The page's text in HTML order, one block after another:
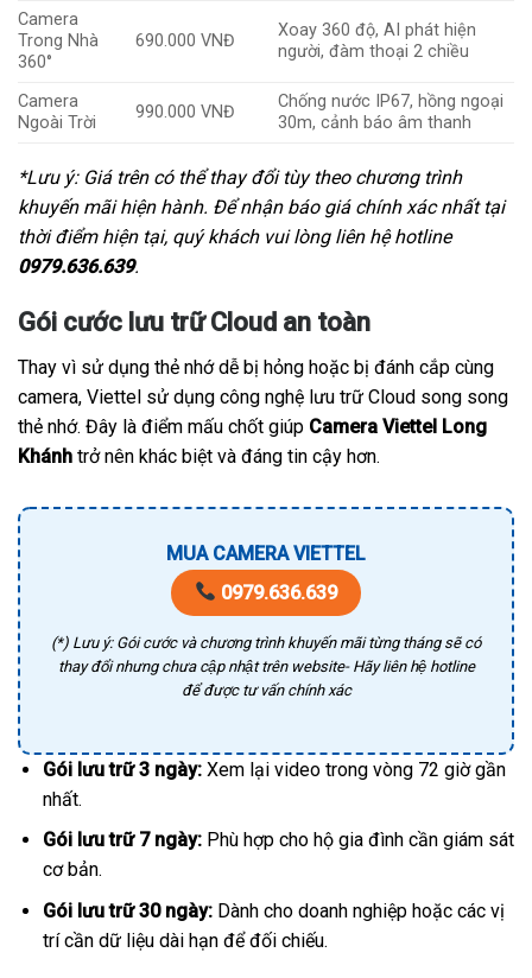
Camera
Trong Nhà
360°
690.000 VNĐ
Xoay 360 độ, AI phát hiện
người, đàm thoại 2 chiều
Camera
Ngoài Trời
990.000 VNĐ
Chống nước IP67, hồng ngoại
30m, cảnh báo âm thanh
*Lưu ý: Giá trên có thể thay đổi tùy theo chương trình
khuyến mãi hiện hành. Để nhận báo giá chính xác nhất tại
thời điểm hiện tại, quý khách vui lòng liên hệ hotline
0979.636.639.
Gói cước lưu trữ Cloud an toàn
Thay vì sử dụng thẻ nhớ dễ bị hỏng hoặc bị đánh cắp cùng
camera, Viettel sử dụng công nghệ lưu trữ Cloud song song
thẻ nhớ. Đây là điểm mấu chốt giúp Camera Viettel Long
Khánh trở nên khác biệt và đáng tin cậy hơn.
MUA CAMERA VIETTEL
0979.636.639
(*) Lưu ý: Gói cước và chương trình khuyến mãi từng tháng sẽ có
thay đổi nhưng chưa cập nhật trên website- Hãy liên hệ hotline
để được tư vấn chính xác
Gói lưu trữ 3 ngày:Xem lại video trong vòng 72 giờ gần
nhất.
Gói lưu trữ 7 ngày:Phù hợp cho hộ gia đình cần giám sát
cơ bản.
Gói lưu trữ 30 ngày:Dành cho doanh nghiệp hoặc các vị
trí cần dữ liệu dài hạn để đối chiếu.